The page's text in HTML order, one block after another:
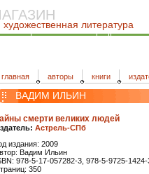
художественная литература
главная авторы книги
ВАДИМ ИЛЬИН
смерти великих людей
Астрель-СПб
издания: 2009
Вадим Ильин
978-5-17-057282-3, 978-5-9725-1424-
350